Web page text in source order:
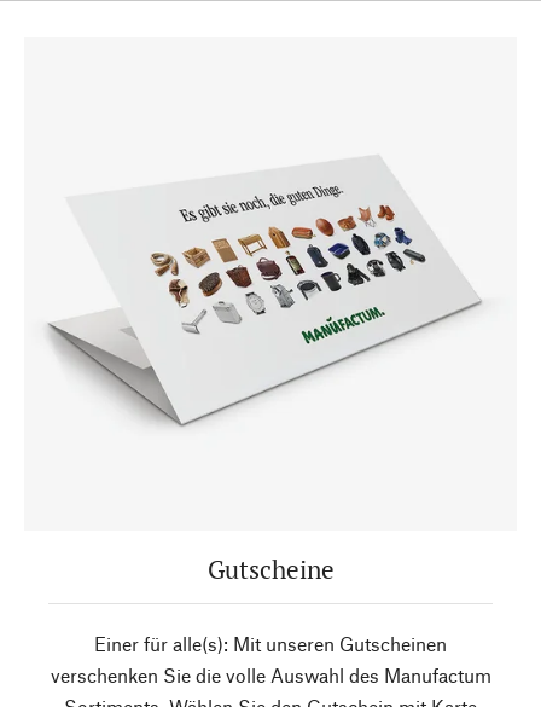
Gutscheine
Einer für alle(s): Mit unseren Gutscheinen
verschenken Sie die volle Auswahl des Manufactum